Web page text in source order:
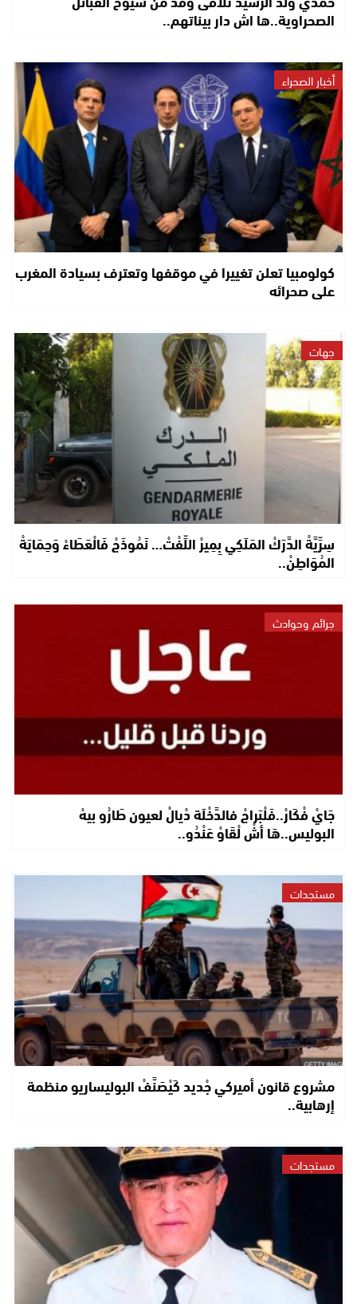
الصحراوية..ها اش دار بيناتهم..
أخبار الصحراء
كولومبيا تعلن تغييرا في موقفها وتعترف بسيادة المغرب
على صحرائه
جهات
سِرِّيَّةْ الدَّرَكْ المَلَكِي بِمِيرْ اللِّفْتْ… نَمُوذَجْ فَالْعَطَاءْ وَحِمَايَةْ
المُوَاطِنْ..
جرائم وحوادث
جَايْ فْكَارْ..فَلْبَراجْ فالدَّخْلَة دْيالْ لعيون طَارُو بيهْ
البوليس..هَا أشْ لْقَاوْ عَنْدُو..
مستجدات
مشروع قانون أميركي جْديد كَيْصَنَّفْ البوليساريو منظمة
إرهابية..
مستجدات